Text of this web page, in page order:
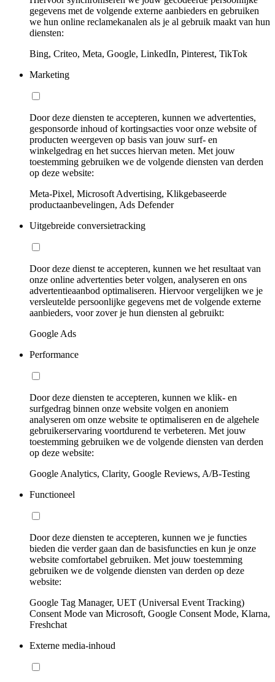
gegevens met de volgende externe aanbieders en gebruiken
we hun online reclamekanalen als je al gebruik maakt van hun
diensten:
Bing, Criteo, Meta, Google, LinkedIn, Pinterest, TikTok
Marketing
Door deze diensten te accepteren, kunnen we advertenties,
gesponsorde inhoud of kortingsacties voor onze website of
producten weergeven op basis van jouw surf- en
winkelgedrag en het succes hiervan meten. Met jouw
toestemming gebruiken we de volgende diensten van derden
op deze website:
Meta-Pixel, Microsoft Advertising, Klikgebaseerde
productaanbevelingen, Ads Defender
Uitgebreide conversietracking
Door deze dienst te accepteren, kunnen we het resultaat van
onze online advertenties beter volgen, analyseren en ons
advertentieaanbod optimaliseren. Hiervoor vergelijken we je
versleutelde persoonlijke gegevens met de volgende externe
aanbieders, voor zover je hun diensten al gebruikt:
Google Ads
Performance
Door deze diensten te accepteren, kunnen we klik- en
surfgedrag binnen onze website volgen en anoniem
analyseren om onze website te optimaliseren en de algehele
gebruikerservaring voortdurend te verbeteren. Met jouw
toestemming gebruiken we de volgende diensten van derden
op deze website:
Google Analytics, Clarity, Google Reviews, A/B-Testing
Functioneel
Door deze diensten te accepteren, kunnen we je functies
bieden die verder gaan dan de basisfuncties en kun je onze
website comfortabel gebruiken. Met jouw toestemming
gebruiken we de volgende diensten van derden op deze
website:
Google Tag Manager, UET (Universal Event Tracking)
Consent Mode van Microsoft, Google Consent Mode, Klarna,
Freshchat
Externe media-inhoud